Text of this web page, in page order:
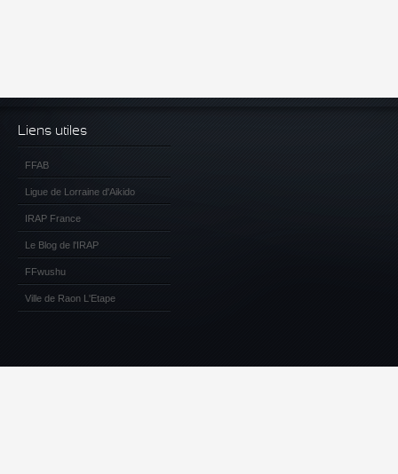
Liens utiles
FFAB
Ligue de Lorraine d'Aikido
IRAP France
Le Blog de l'IRAP
FFwushu
Ville de Raon L'Etape